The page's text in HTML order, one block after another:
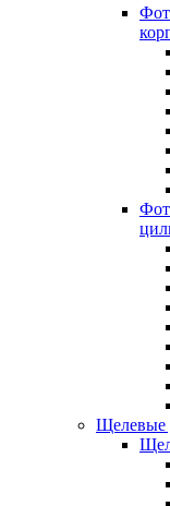
Щелевые